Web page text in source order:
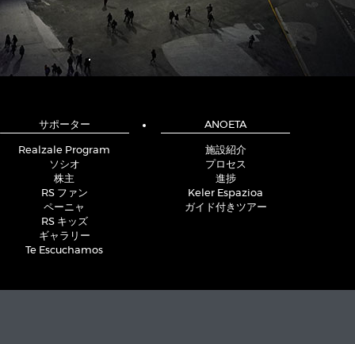
サポーター
Realzale Program
ソシオ
株主
RS ファン
ペーニャ
RS キッズ
ギャラリー
Te Escuchamos
ANOETA
施設紹介
プロセス
進捗
Keler Espazioa
ガイド付きツアー